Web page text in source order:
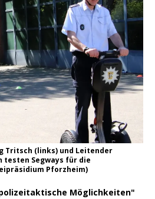
Tritsch (links) und Leitender
Segways für die
Pforzheim)
Möglichkeiten"